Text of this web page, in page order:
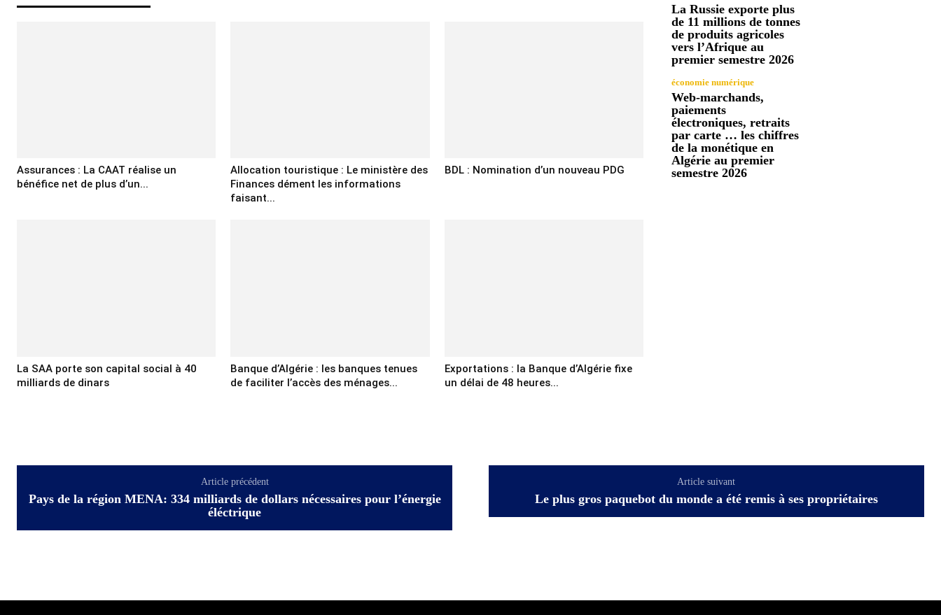
Assurances : La CAAT réalise un
bénéfice net de plus d’un...
Allocation touristique : Le ministère des
Finances dément les informations
faisant...
BDL : Nomination d’un nouveau PDG
La SAA porte son capital social à 40
milliards de dinars
Banque d’Algérie : les banques tenues
de faciliter l’accès des ménages...
Exportations : la Banque d’Algérie fixe
un délai de 48 heures...
La Russie exporte plus
de 11 millions de tonnes
de produits agricoles
vers l’Afrique au
premier semestre 2026
économie numérique
Web-marchands,
paiements
électroniques, retraits
par carte … les chiffres
de la monétique en
Algérie au premier
semestre 2026
Article précédent
Pays de la région MENA: 334 milliards de dollars nécessaires pour l’énergie
éléctrique
Article suivant
Le plus gros paquebot du monde a été remis à ses propriétaires